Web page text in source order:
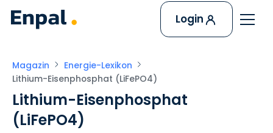
Login
Magazin
Energie-Lexikon
Lithium-Eisenphosphat (LiFePO4)
Lithium-Eisenphosphat
(LiFePO4)